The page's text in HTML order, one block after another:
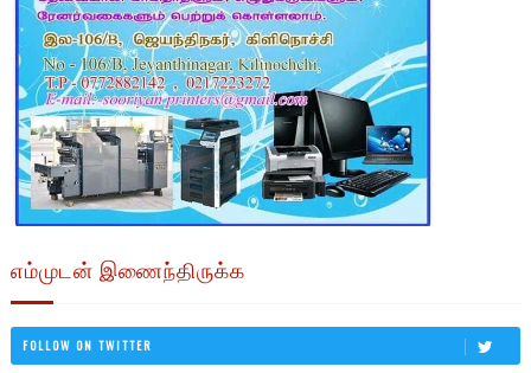
எம்முடன் இணைந்திருக்க
FOLLOW ON TWITTER